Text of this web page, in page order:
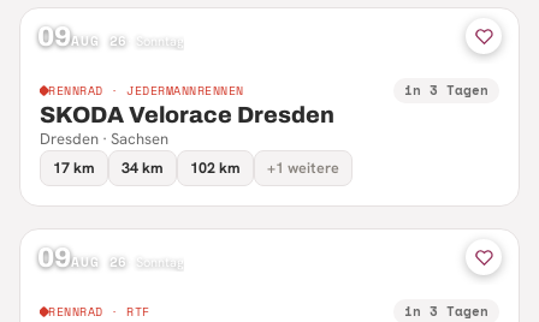
09AUG 26 Sonntag
RENNRAD · JEDERMANNRENNEN in 3 Tagen
SKODA Velorace Dresden
Dresden · Sachsen
17 km
34 km 102 km +1 weitere
09AUG 26 Sonntag
RENNRAD · RTF in 3 Tagen